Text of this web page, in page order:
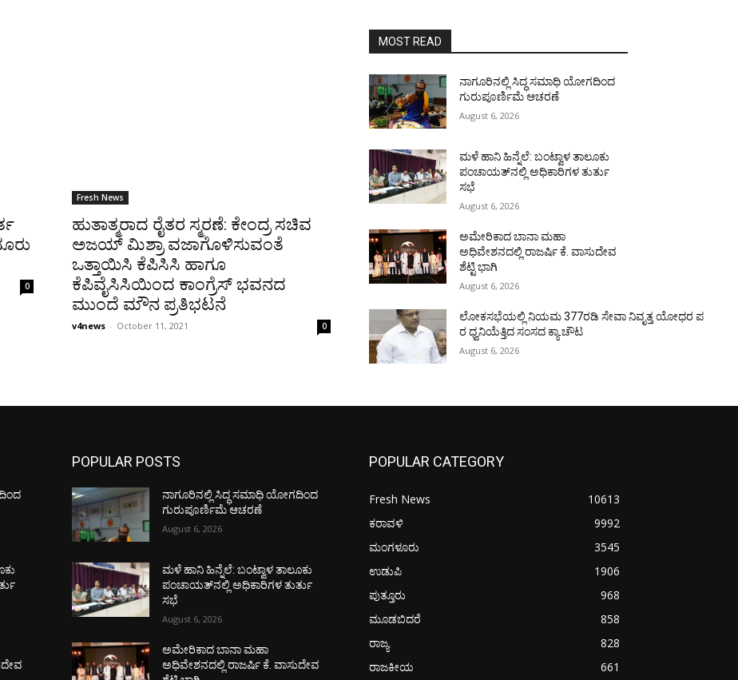
0
Fresh News
ಹುತಾತ್ಮರಾದ ರೈತರ ಸ್ಮರಣೆ: ಕೇಂದ್ರ ಸಚಿವ
ಅಜಯ್ ಮಿಶ‍್ರಾ ವಜಾಗೊಳಿಸುವಂತೆ
ಒತ್ತಾಯಿಸಿ ಕೆಪಿಸಿಸಿ ಹಾಗೂ
ಕೆಪಿವೈಸಿಸಿಯಿಂದ ಕಾಂಗ್ರೆಸ್ ಭವನದ
ಮುಂದೆ ಮೌನ ಪ್ರತಿಭಟನೆ
v4news - October 11, 2021 0
MOST READ
ನಾಗೂರಿನಲ್ಲಿ ಸಿದ್ಧ ಸಮಾಧಿ ಯೋಗದಿಂದ
ಗುರುಪೂರ್ಣಿಮೆ ಆಚರಣೆ
August 6, 2026
ಮಳೆ ಹಾನಿ ಹಿನ್ನೆಲೆ: ಬಂಟ್ವಾಳ ತಾಲೂಕು
ಪಂಚಾಯತ್‌ನಲ್ಲಿ ಅಧಿಕಾರಿಗಳ ತುರ್ತು
ಸಭೆ
August 6, 2026
ಅಮೇರಿಕಾದ ಬಾನಾ ಮಹಾ
ಅಧಿವೇಶನದಲ್ಲಿ ರಾಜರ್ಷಿ ಕೆ. ವಾಸುದೇವ
ಶೆಟ್ಟಿ ಭಾಗಿ
August 6, 2026
ಲೋಕಸಭೆಯಲ್ಲಿ ನಿಯಮ 377ರಡಿ ಸೇವಾ ನಿವೃತ್ತ ಯೋಧರ ಪ
ರ ಧ್ವನಿಯೆತ್ತಿದ ಸಂಸದ ಕ್ಯಾ.ಚೌಟ
August 6, 2026
POPULAR POSTS
ನಾಗೂರಿನಲ್ಲಿ ಸಿದ್ಧ ಸಮಾಧಿ ಯೋಗದಿಂದ
ಗುರುಪೂರ್ಣಿಮೆ ಆಚರಣೆ
August 6, 2026
ಮಳೆ ಹಾನಿ ಹಿನ್ನೆಲೆ: ಬಂಟ್ವಾಳ ತಾಲೂಕು
ಪಂಚಾಯತ್‌ನಲ್ಲಿ ಅಧಿಕಾರಿಗಳ ತುರ್ತು
ಸಭೆ
August 6, 2026
ಅಮೇರಿಕಾದ ಬಾನಾ ಮಹಾ
ಅಧಿವೇಶನದಲ್ಲಿ ರಾಜರ್ಷಿ ಕೆ. ವಾಸುದೇವ
POPULAR CATEGORY
Fresh News
10613
ಕರಾವಳಿ
9992
ಮಂಗಳೂರು
3545
ಉಡುಪಿ
1906
ಪುತ್ತೂರು
968
ಮೂಡಬಿದರೆ
858
ರಾಜ್ಯ
828
ರಾಜಕೀಯ
661